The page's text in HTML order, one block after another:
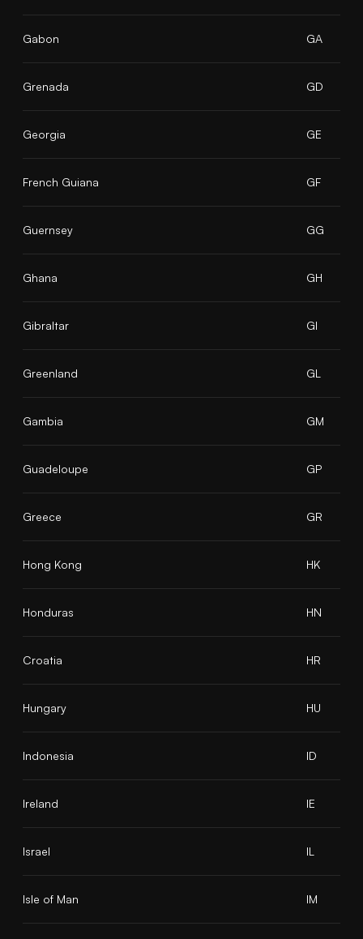
Gabon GA
Grenada GD
Georgia GE
French Guiana GF
Guernsey GG
Ghana GH
Gibraltar GI
Greenland GL
Gambia GM
Guadeloupe GP
Greece GR
Hong Kong HK
Honduras HN
Croatia HR
Hungary HU
Indonesia ID
Ireland IE
Israel IL
Isle of Man IM